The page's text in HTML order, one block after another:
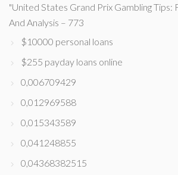
"United States Grand Prix Gambling Tips:
And Analysis – 773
$10000 personal loans
$255 payday loans online
0,006709429
0,012969588
0,015343589
0,041248855
0,04368382515